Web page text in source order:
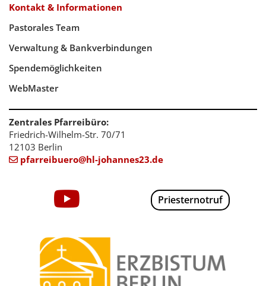
Kontakt & Informationen
Pastorales Team
Verwaltung & Bankverbindungen
Spendemöglichkeiten
WebMaster
Zentrales Pfarreibüro:
Friedrich-Wilhelm-Str. 70/71
12103 Berlin
 pfarreibuero@hl-johannes23.de
Priesternotruf